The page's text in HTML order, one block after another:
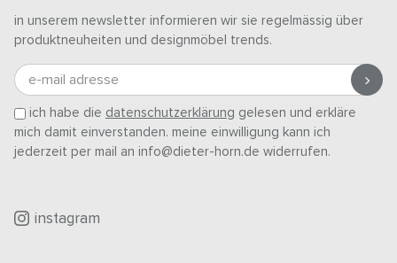
in unserem newsletter informieren wir sie regelmässig über
produktneuheiten und designmöbel trends.
e-mail adresse
ich habe die datenschutzerklärung gelesen und erkläre
mich damit einverstanden. meine einwilligung kann ich
jederzeit per mail an info@dieter-horn.de widerrufen.
instagram